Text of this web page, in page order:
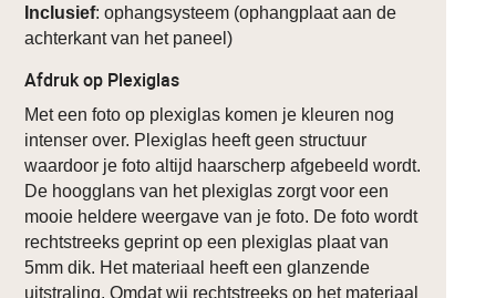
Inclusief: ophangsysteem (ophangplaat aan de
achterkant van het paneel)
Afdruk op Plexiglas
Met een foto op plexiglas komen je kleuren nog
intenser over. Plexiglas heeft geen structuur
waardoor je foto altijd haarscherp afgebeeld wordt.
De hoogglans van het plexiglas zorgt voor een
mooie heldere weergave van je foto. De foto wordt
rechtstreeks geprint op een plexiglas plaat van
5mm dik. Het materiaal heeft een glanzende
uitstraling. Omdat wij rechtstreeks op het materiaal